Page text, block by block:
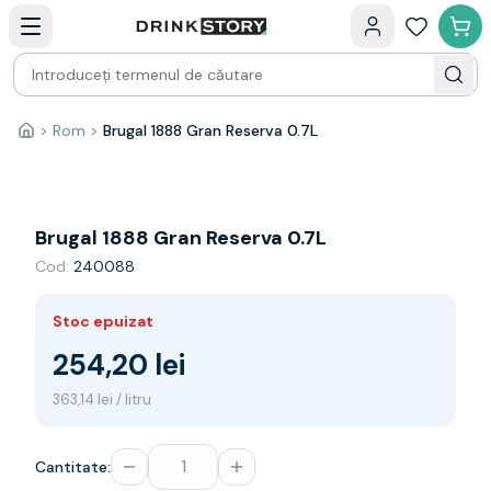
Bauturi fine — selectie
Produse Noi
Cosuri cadou
Pachete & Cadouri
Vin
Franta
Spania
Australia
Germania
Noua Zeelanda
Prosecco
Acasă
> Rom > Brugal 1888 Gran Reserva 0.7L
Brugal 1888 Gran Reserva 0.7L
Cod: 240088
Stoc epuizat
254,20 lei
363,14 lei / litru
Cantitate: